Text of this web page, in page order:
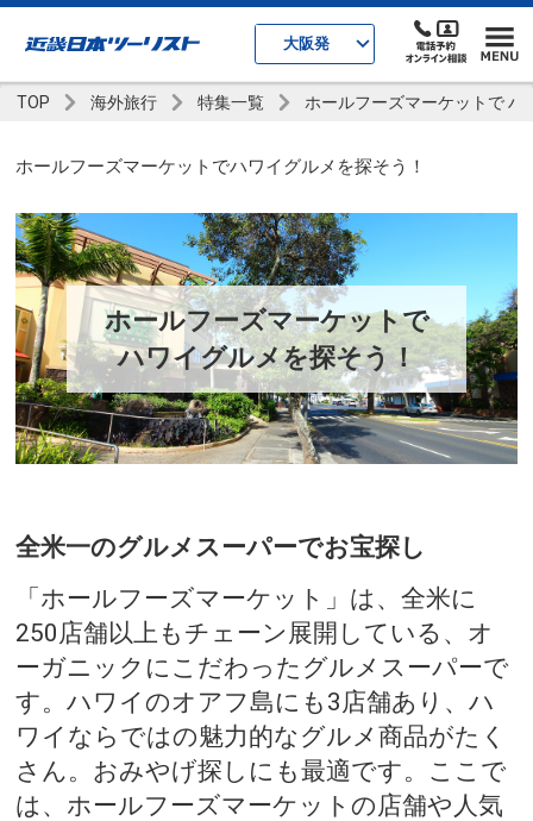
大阪発
TOP 海外旅行 特集一覧 ホールフーズマーケットで ハ
ホールフーズマーケットでハワイグルメを探そう！
ホールフーズマーケットで
ハワイグルメを探そう！
全米一のグルメスーパーでお宝探し
「ホールフーズマーケット」は、全米に
250店舗以上もチェーン展開している、オ
ーガニックにこだわったグルメスーパーで
す。ハワイのオアフ島にも3店舗あり、ハ
ワイならではの魅力的なグルメ商品がたく
さん。おみやげ探しにも最適です。ここで
は、ホールフーズマーケットの店舗や人気